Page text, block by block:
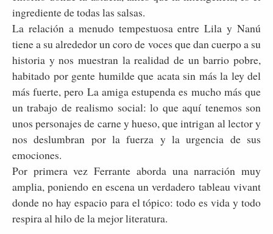
ingrediente de todas las salsas.
La relación a menudo tempestuosa entre Lila y Nanú
tiene a su alrededor un coro de voces que dan cuerpo a su
historia y nos muestran la realidad de un barrio pobre,
habitado por gente humilde que acata sin más la ley del
más fuerte, pero La amiga estupenda es mucho más que
un trabajo de realismo social: lo que aquí tenemos son
unos personajes de carne y hueso, que intrigan al lector y
nos deslumbran por la fuerza y la urgencia de sus
emociones.
Por primera vez Ferrante aborda una narración muy
amplia, poniendo en escena un verdadero tableau vivant
donde no hay espacio para el tópico: todo es vida y todo
respira al hilo de la mejor literatura.